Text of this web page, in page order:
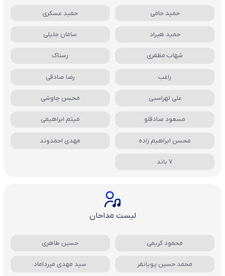
حمید حامی حمید عسکری
حمید هیراد سامان جلیلی
شهاب مظفری رستاک
راغب رضا صادقی
علی لهراسبی محسن چاوشی
مسعود صادقلو میثم ابراهیمی
محسن ابراهیم زاده مهدی احمدوند
7 باند
لیست مداحان
محمود کریمی حسین طاهری
محمد حسین پویانفر سید مهدی میرداماد